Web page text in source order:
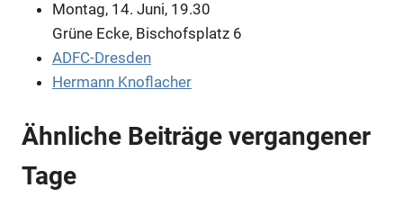
Montag, 14. Juni, 19.30
Grüne Ecke, Bischofsplatz 6
ADFC-Dresden
Hermann Knoflacher
Ähnliche Beiträge vergangener
Tage